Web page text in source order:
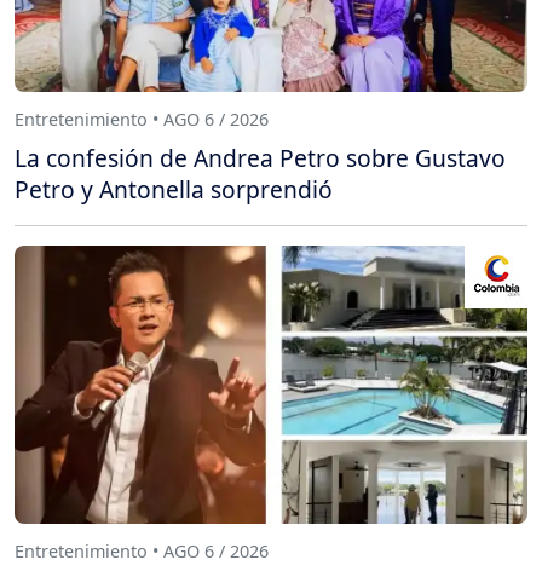
Entretenimiento • AGO 6 / 2026
La confesión de Andrea Petro sobre Gustavo
Petro y Antonella sorprendió
Entretenimiento • AGO 6 / 2026